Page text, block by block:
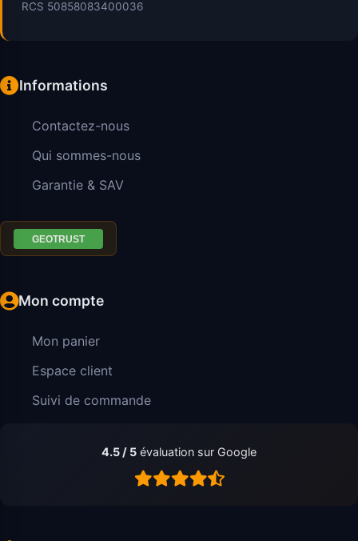
RCS 50858083400036
Informations
Contactez-nous
Qui sommes-nous
Garantie & SAV
Mon compte
Mon panier
Espace client
Suivi de commande
4.5 / 5 évaluation sur Google